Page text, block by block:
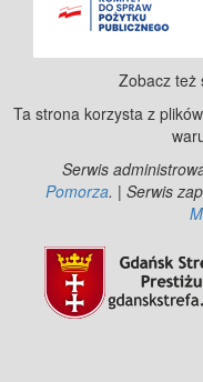
Zobacz też
Ta strona korzysta z
Serwis
Pomorza. | Serwis